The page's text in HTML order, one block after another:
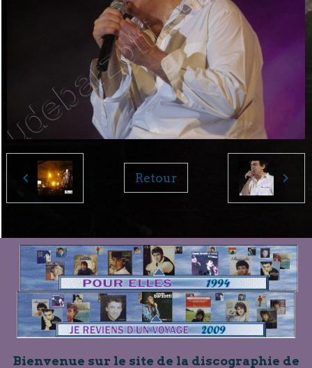
Retour
Bienvenue sur le site de la discographie de